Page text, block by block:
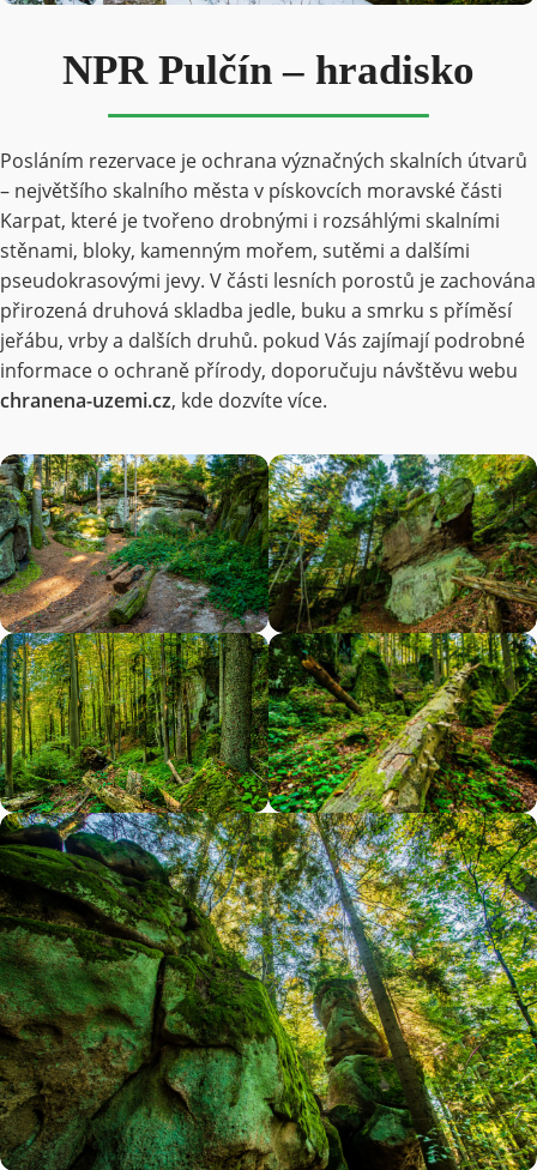
NPR Pulčín – hradisko
Posláním rezervace je ochrana význačných skalních útvarů
– největšího skalního města v pískovcích moravské části
Karpat, které je tvořeno drobnými i rozsáhlými skalními
stěnami, bloky, kamenným mořem, sutěmi a dalšími
pseudokrasovými jevy. V části lesních porostů je zachována
přirozená druhová skladba jedle, buku a smrku s příměsí
jeřábu, vrby a dalších druhů. pokud Vás zajímají podrobné
informace o ochraně přírody, doporučuju návštěvu webu
chranena-uzemi.cz, kde dozvíte více.